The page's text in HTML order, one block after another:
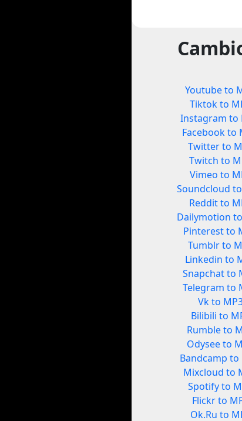
Youtube to
Tiktok to
Instagram to
Facebook to
Twitter to
Twitch to
Vimeo to
Soundcloud
Reddit to
Dailymotion
Pinterest to
Tumblr to
Linkedin to
Snapchat to
Telegram to
Vk to
Bilibili to
Rumble to
Odysee to
Bandcamp to
Mixcloud to
Spotify to
Flickr to
Ok.Ru to